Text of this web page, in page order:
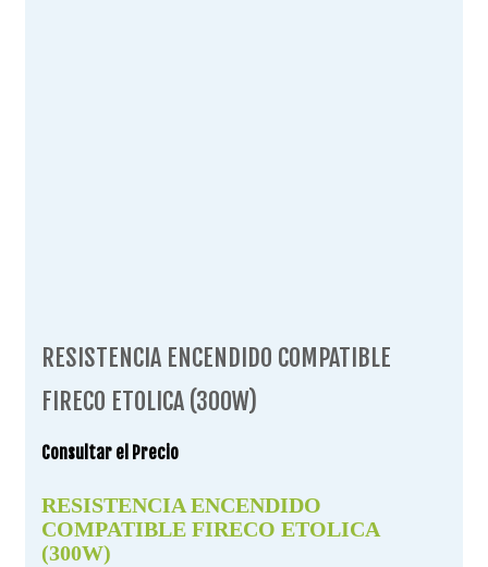
RESISTENCIA ENCENDIDO COMPATIBLE
FIRECO ETOLICA (300W)
Consultar el Precio
RESISTENCIA ENCENDIDO
COMPATIBLE FIRECO ETOLICA
(300W)